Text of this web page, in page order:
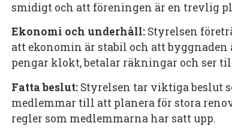
smidigt och att föreningen är en trevlig
Ekonomi och underhåll: Styrelsen
att ekonomin är stabil och att
pengar klokt, betalar räkningar och ser
Fatta beslut: Styrelsen tar viktiga beslut
medlemmar till att planera för stora
regler som medlemmarna har satt upp.